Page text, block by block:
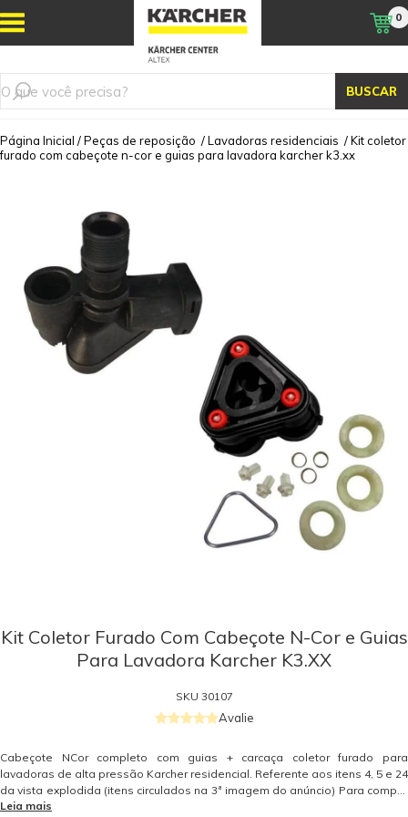
BUSCAR
0
Página Inicial /Peças de reposição /Lavadoras residenciais /Kit coletor
furado com cabeçote n-cor e guias para lavadora karcher k3.xx
Kit Coletor Furado Com Cabeçote N-Cor e Guias
Para Lavadora Karcher K3.XX
SKU 30107
Avalie
Cabeçote NCor completo com guias + carcaça coletor furado para
lavadoras de alta pressão Karcher residencial. Referente aos itens 4, 5 e 24
da vista explodida (itens circulados na 3ª imagem do anúncio) Para compra
do kit com o coletor completo clique aqui. Compatível com lavadoras de
Leia mais